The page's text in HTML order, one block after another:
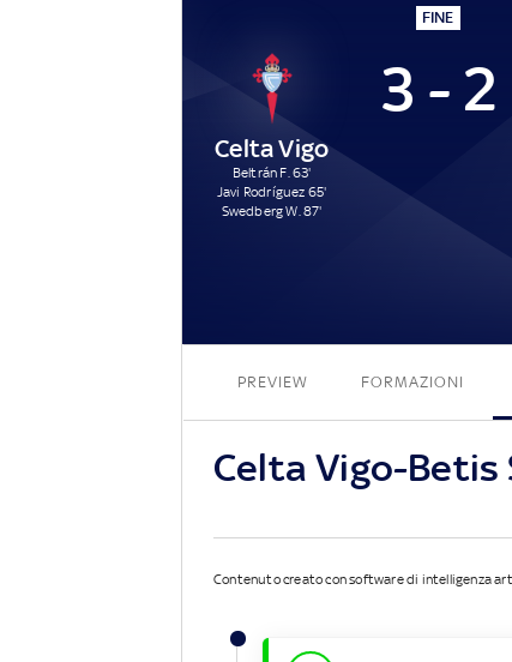
FINE
Celta Vigo
Beltrán F. 63'
Javi Rodríguez 65'
Swedberg W. 87'
3 - 2
PREVIEW FORMAZIONI
Celta Vigo-
Contenuto creato con software di intelligenza